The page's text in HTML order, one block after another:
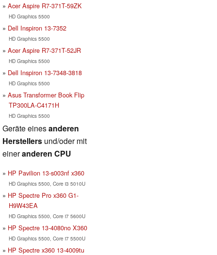
Acer Aspire R7-371T-59ZK
HD Graphics 5500
Dell Inspiron 13-7352
HD Graphics 5500
Acer Aspire R7-371T-52JR
HD Graphics 5500
Dell Inspiron 13-7348-3818
HD Graphics 5500
Asus Transformer Book Flip
TP300LA-C4171H
HD Graphics 5500
Geräte einesanderen
Herstellers und/oder mit
eineranderen CPU
HP Pavilion 13-s003nf x360
HD Graphics 5500, Core i3 5010U
HP Spectre Pro x360 G1-
H9W43EA
HD Graphics 5500, Core i7 5600U
HP Spectre 13-4080no X360
HD Graphics 5500, Core i7 5500U
HP Spectre x360 13-4009tu